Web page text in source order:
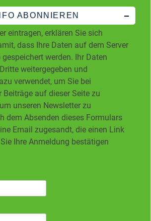
ABONNIEREN
eintragen, erklären Sie sich
dass Ihre Daten auf dem Server
werden. Ihr Daten
weitergegeben und
verwendet, um Sie bei
Beiträge auf dieser Seite zu
unseren Newsletter zu
dem Absenden dieses Formulars
Email zugesandt, die einen Link
Ihre Anmeldung bestätigen